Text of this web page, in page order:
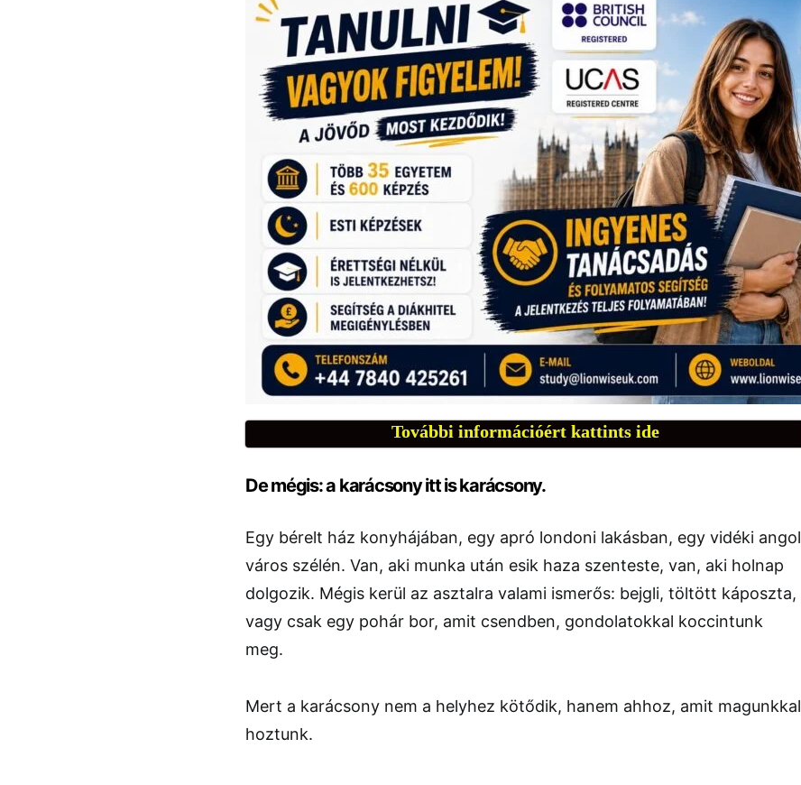
További információért kattints ide
De mégis: a karácsony itt is karácsony.
Egy bérelt ház konyhájában, egy apró londoni lakásban, egy vidéki angol
város szélén. Van, aki munka után esik haza szenteste, van, aki holnap
dolgozik. Mégis kerül az asztalra valami ismerős: bejgli, töltött káposzta,
vagy csak egy pohár bor, amit csendben, gondolatokkal koccintunk
meg.
Mert a karácsony nem a helyhez kötődik, hanem ahhoz, amit magunkkal
hoztunk.